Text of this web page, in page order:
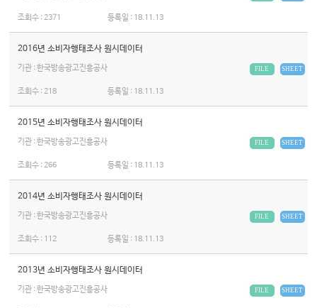
조회수 :2371 등록일 : 18.11.13
2016년 소비자행태조사 원시데이터
기관 : 한국방송광고진흥공사 SHEET
FILE
조회수 :218 등록일 : 18.11.13
2015년 소비자행태조사 원시데이터
기관 : 한국방송광고진흥공사 SHEET
FILE
조회수 :266 등록일 : 18.11.13
2014년 소비자행태조사 원시데이터
기관 : 한국방송광고진흥공사 SHEET
FILE
조회수 : 112 등록일 : 18.11.13
2013년 소비자행태조사 원시데이터
기관 : 한국방송광고진흥공사 SHEET
FILE